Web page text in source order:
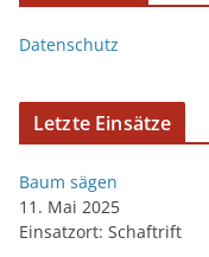
Datenschutz
Letzte Einsätze
Baum sägen
11. Mai 2025
Einsatzort: Schaftrift